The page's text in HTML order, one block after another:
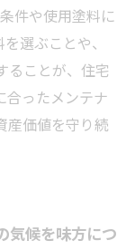
件や使用塗料に
選ぶことや、
ることが、住宅
合ったメンテナ
産価値を守り続
気候を味方につ